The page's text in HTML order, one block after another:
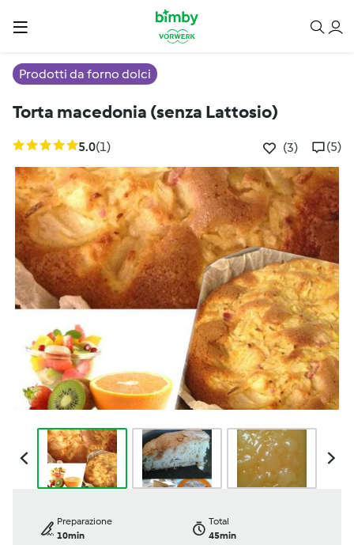
Prodotti da forno dolci
Torta macedonia (senza Lattosio)
5.0(1) (3) (5)
Preparazione
10min
Total
45min